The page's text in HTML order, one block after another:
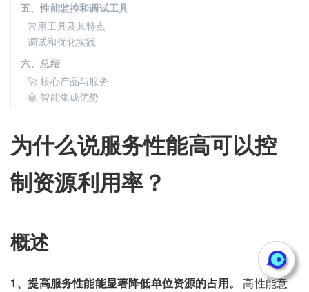
为什么说服务性能高可以控
制资源利用率？
概述
1、提高服务性能能显著降低单位资源的占用。 高性能意
五、性能监控和调试工具
常用工具及其特点
调试和优化实践
六、总结
🚀 核心产品与服务
🤖 智能集成优势